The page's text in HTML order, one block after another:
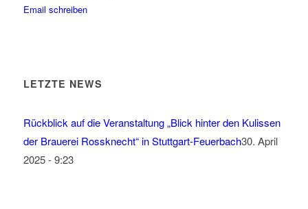
Email schreiben
LETZTE NEWS
Rückblick auf die Veranstaltung „Blick hinter den Kulissen
der Brauerei Rossknecht“ in Stuttgart-Feuerbach30. April
2025 - 9:23